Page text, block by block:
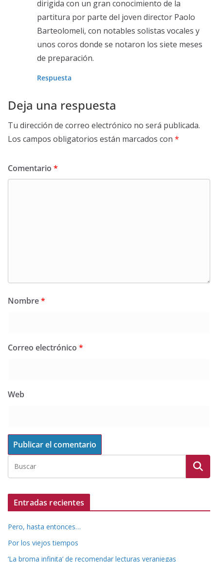
dirigida con un gran conocimiento de la
partitura por parte del joven director Paolo
Barteolomeli, con notables solistas vocales y
unos coros donde se notaron los siete meses
de preparación.
Respuesta
Deja una respuesta
Tu dirección de correo electrónico no será publicada.
Los campos obligatorios están marcados con *
Comentario *
Nombre*
Correo electrónico *
Web
Entradas recientes
Pero, hasta entonces…
Por los viejos tiempos
‘La broma infinita’ de recomendar lecturas veraniegas